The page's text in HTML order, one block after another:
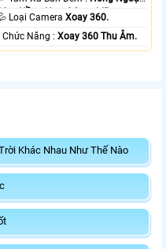
Hồng Ngoại Smart IR.
💦 Loại CameraXoay 360.
️ƒ Chức Năng :Xoay 360 Thu Âm.
Khác Nhau Như Thế Nào